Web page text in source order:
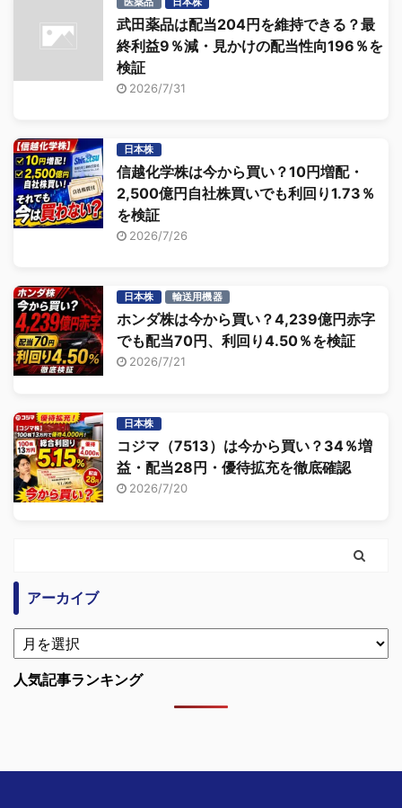
武田薬品は配当204円を維持できる？最
終利益9％減・見かけの配当性向196％を
検証
2026/7/31
日本株
信越化学株は今から買い？10円増配・
2,500億円自社株買いでも利回り1.73％
を検証
2026/7/26
日本株 輸送用機器
ホンダ株は今から買い？4,239億円赤字
でも配当70円、利回り4.50％を検証
2026/7/21
日本株
コジマ（7513）は今から買い？34％増
益・配当28円・優待拡充を徹底確認
2026/7/20
アーカイブ
人気記事ランキング